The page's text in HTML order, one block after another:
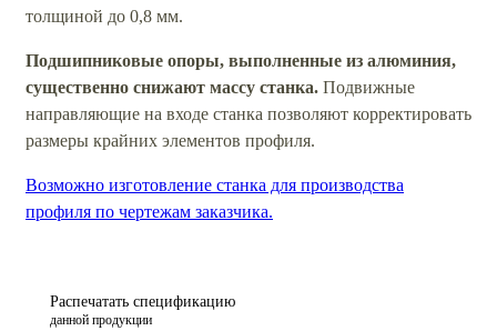
толщиной до 0,8 мм.
Подшипниковые опоры, выполненные из алюминия,
существенно снижают массу станка. Подвижные
направляющие на входе станка позволяют корректировать
размеры крайних элементов профиля.
Возможно изготовление станка для производства
профиля по чертежам заказчика.
Распечатать спецификацию
данной продукции